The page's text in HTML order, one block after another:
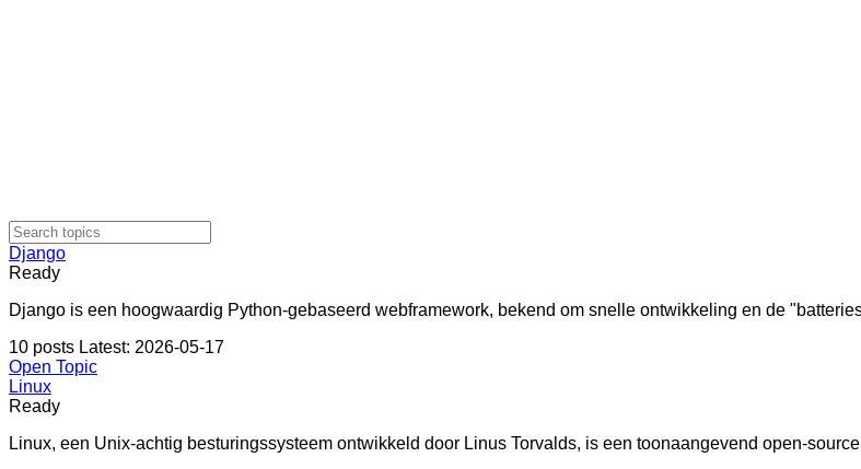
Django
Ready
Django is een hoogwaardig Python-gebaseerd webframework, bekend om snelle ontwikkeling en de
10 posts Latest: 2026-05-17
Open Topic
Linux
Ready
Linux, een Unix-achtig besturingssysteem ontwikkeld door Linus Torvalds, is een toonaangevend open-